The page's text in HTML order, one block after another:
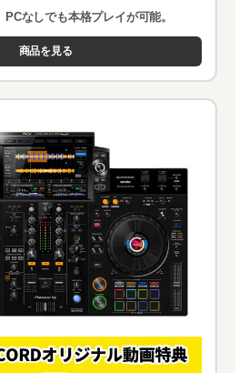
なしでも本格プレイが可能。
商品を見る